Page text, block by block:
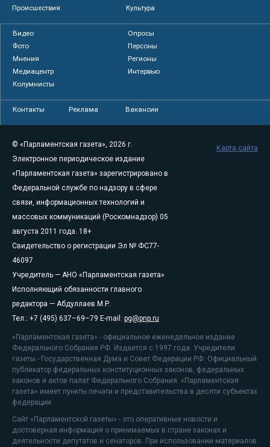
Происшествия
Культура
Видео
Опросы
Фото
Персоны
Мнения
Регионы
Медиацентр
Интервью
Колумнисты
Контакты Реклама Вакансии
© «Парламентская газета», 2026 г.
Электронное периодическое издание
«Парламентская газета» зарегистрировано в
Федеральной службе по надзору в сфере
связи, информационных технологий и
массовых коммуникаций (Роскомнадзор) 05
августа 2011 года. 18+
Свидетельство о регистрации Эл № ФС77-
46097
Учредитель — АНО «Парламентская газета»
Исполняющий обязанности главного
редактора — Абдуллаев М.Р.
Тел.: +7 (495) 637–69–79 E-mail: pg@pnp.ru
«Парламентская газета» - официальное еженедельное издание
Федерального Собрания РФ. Издается с 1997 года. Учредители
газеты - Государственная Дума и Совет Федерации РФ. Официальный
публикатор федеральных конституционных законов, федеральных
законов и актов палат Федерального Собрания. «Парламентская
газета» имеет пункты печати и представительства в десяти субъектах
федерации.
Сайт «Парламентской газеты» - это оперативные новости и
достоверная информация о принимаемых в стране законах и
деятельности депутатов и сенаторов. При использовании материалов
Карта сайта